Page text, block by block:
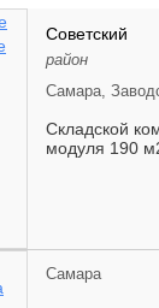
Советский
район
Самара,
Складской
модуля 190
Самара